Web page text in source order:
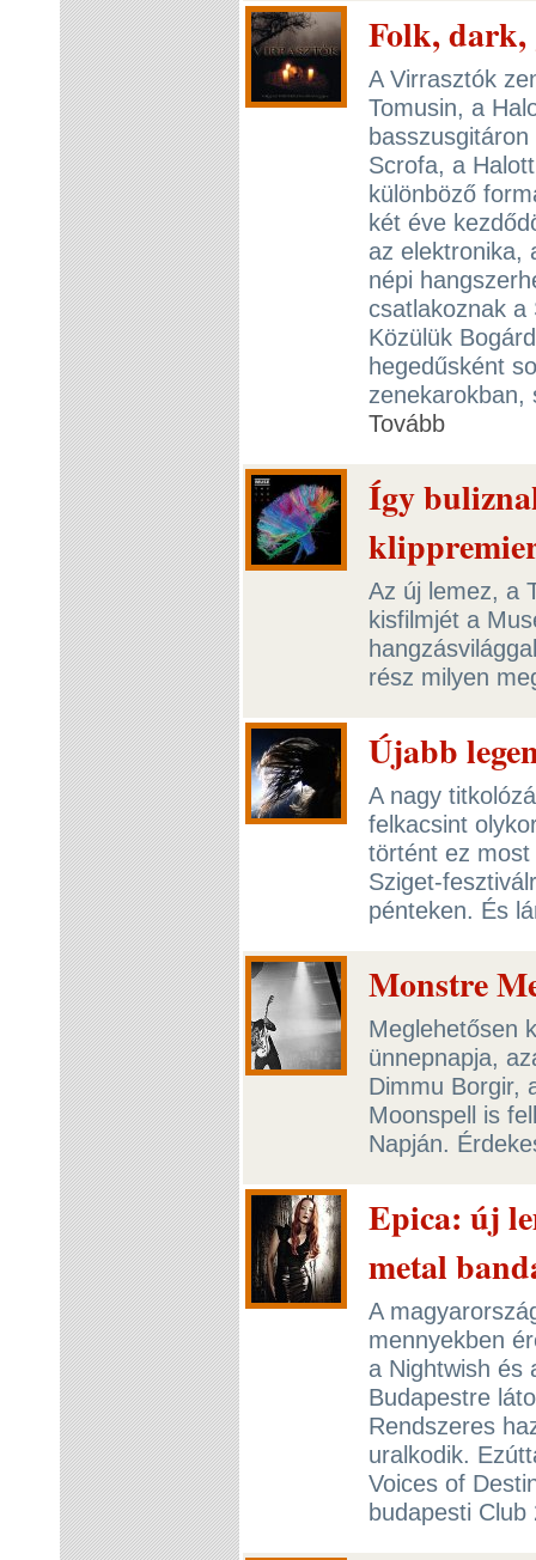
Folk,
A Virrasztók
Tomusin, a
Scrofa, a
különböző
két éve
az elektronika,
népi
csatlakoznak
Közülük
hegedűsként
zenekarokban,
Tovább
Így
Az új lemez, a
kisfilmjét a
rész milyen
Újabb
A nagy
felkacsint
történt ez
Sziget-
pénteken. És
Monstre
Meglehetősen
ünnepnapja,
Dimmu Borgir,
Moonspell is
Napján.
Epica: új
metal
A
mennyekben
a Nightwish és
Budapestre
Rendszeres
uralkodik.
Voices of
budapesti